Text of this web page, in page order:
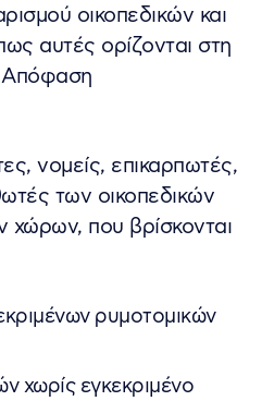
οικοπεδικών και
αυτές ορίζονται στη
Απόφαση
νομείς, επικαρπωτές,
των οικοπεδικών
χώρων, που βρίσκονται
ρυμοτομικών
χωρίς εγκεκριμένο